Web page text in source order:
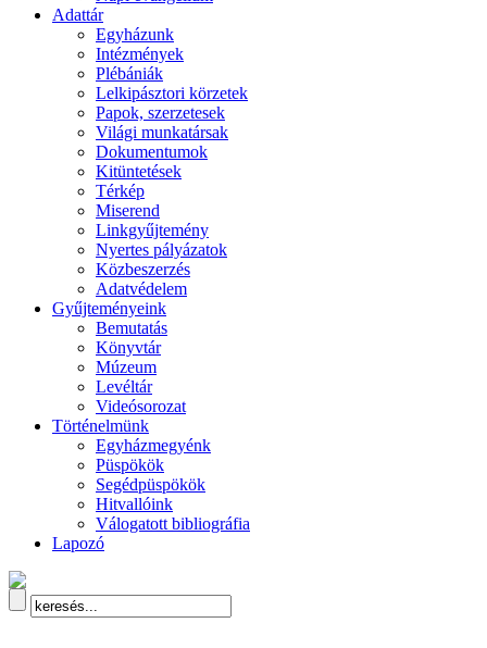
Adattár
Egyházunk
Intézmények
Plébániák
Lelkipásztori körzetek
Papok, szerzetesek
Világi munkatársak
Dokumentumok
Kitüntetések
Térkép
Miserend
Linkgyűjtemény
Nyertes pályázatok
Közbeszerzés
Adatvédelem
Gyűjteményeink
Bemutatás
Könyvtár
Múzeum
Levéltár
Videósorozat
Történelmünk
Egyházmegyénk
Püspökök
Segédpüspökök
Hitvallóink
Válogatott bibliográfia
Lapozó